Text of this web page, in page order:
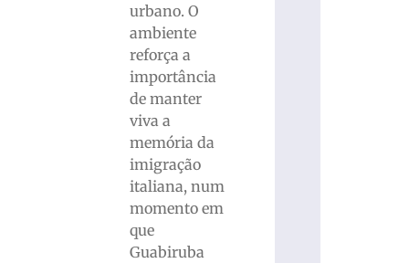
urbano. O
ambiente
reforça a
importância
de manter
viva a
memória da
imigração
italiana, num
momento em
que
Guabiruba